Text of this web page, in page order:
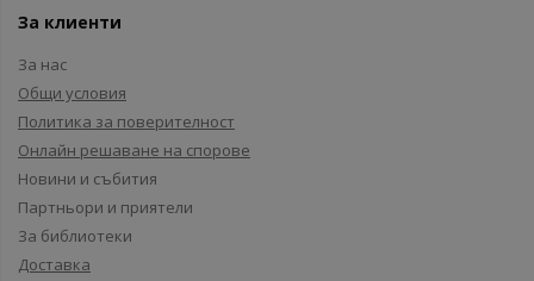
За клиенти
За нас
Общи условия
Политика за поверителност
Онлайн решаване на спорове
Новини и събития
Партньори и приятели
За библиотеки
Доставка